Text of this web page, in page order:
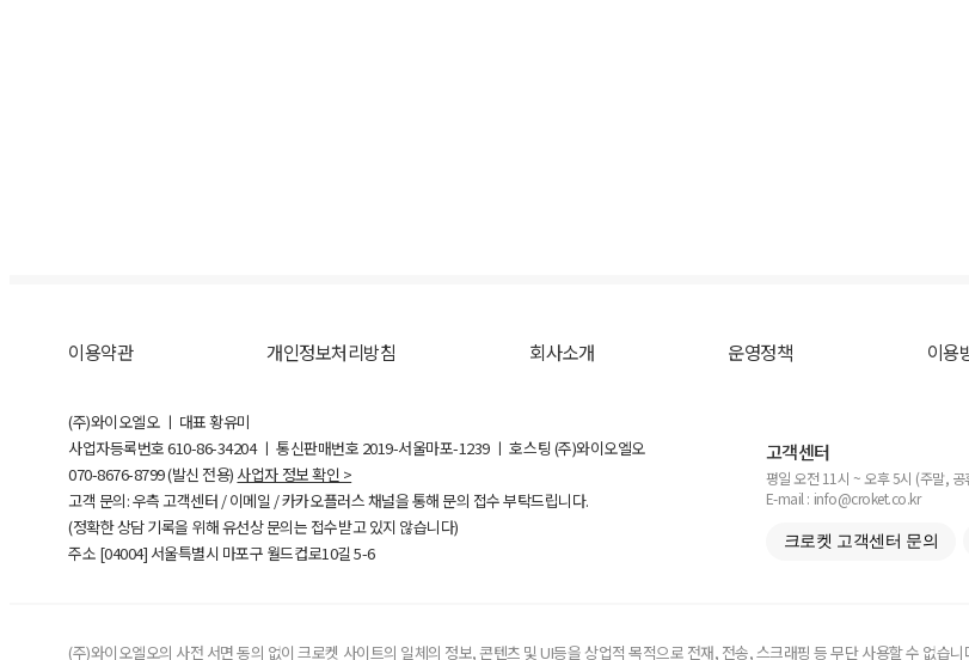
이용약관 개인정보처리방침 회사소개 운영정책 이용
(주)와이오엘오 ㅣ 대표 황유미
사업자등록번호610-86-34204ㅣ 통신판매번호 2019-서울마포-1239 ㅣ 호스팅 (주)와이오엘오
070-8676-8799 (발신 전용) 사업자 정보 확인 >
고객 문의: 우측 고객센터 / 이메일 / 카카오플러스 채널을 통해 문의 접수 부탁드립니다.
(정확한 상담 기록을 위해 유선상 문의는 접수받고 있지 않습니다)
주소 [04004] 서울특별시 마포구 월드컵로10길5-6
고객센터
평일 오전 11시 ~ 오후 5시 (주말, 공
E-mail : info@croket.co.kr
크로켓 고객센터 문의
(주)와이오엘오의 사전 서면 동의 없이 크로켓 사이트의 일체의 정보, 콘텐츠 및 UI등을 상업적 목적으로 전재, 전송, 스크래핑 등 무단 사용할 수 없습니